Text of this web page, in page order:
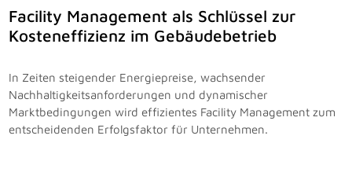
Facility Management als Schlüssel zur
Kosteneffizienz im Gebäudebetrieb
In Zeiten steigender Energiepreise, wachsender
Nachhaltigkeitsanforderungen und dynamischer
Marktbedingungen wird effizientes Facility Management zum
entscheidenden Erfolgsfaktor für Unternehmen.